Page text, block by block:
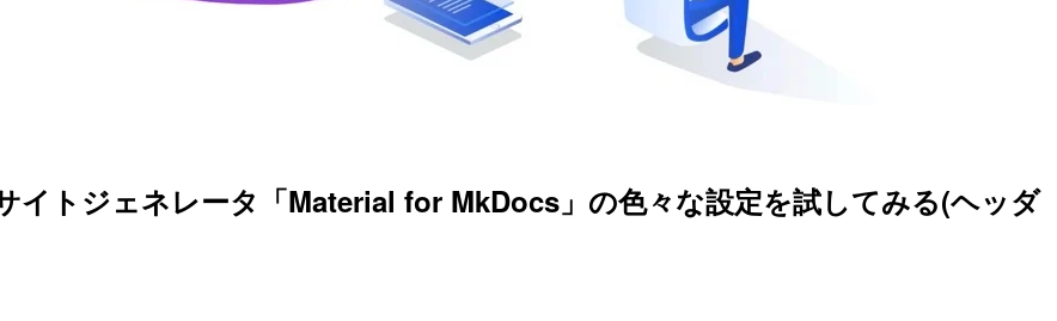
イトジェネレータ「Material for MkDocs」の色々な設定を試してみる(ヘッダ